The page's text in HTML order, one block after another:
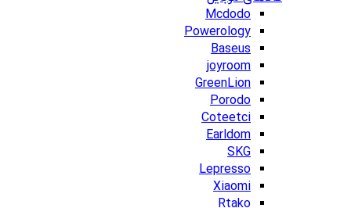
Mcdodo
Powerology
Baseus
joyroom
GreenLion
Porodo
Coteetci
Earldom
SKG
Lepresso
Xiaomi
Rtako